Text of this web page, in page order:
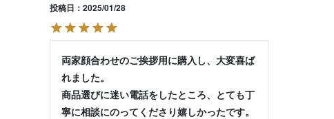
投稿日
2025/01/28
両家顔合わせのご挨拶用に購入し、大変喜ば
れました。
商品選びに迷い電話をしたところ、とても丁
寧に相談にのってくださり嬉しかったです。